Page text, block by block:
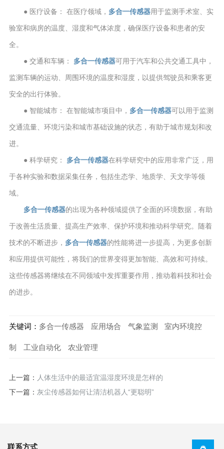
● 医疗设备： 在医疗领域， 多合一传感器用于监测手术室、实
验室和病房的温度、湿度和气体浓度，确保医疗设备和患者的安
全。
● 交通和车辆： 多合一传感器可用于汽车和公共交通工具中，
监测车辆的运动、周围环境的温度和湿度，以提供驾驶员和乘客更
安全的出行体验。
● 智能城市： 在智能城市项目中， 多合一传感器可以用于监测
交通流量、环境污染和城市基础设施的状态，有助于城市规划和改
进。
● 科学研究： 多合一传感器在科学研究中的应用非常广泛，用
于各种实验和数据采集任务，包括生态学、地质学、天文学等领
域。
多合一传感器的出现为各种领域提供了全面的环境数据，有助
于改善生活质量、提高生产效率、保护环境和推动科学研究。随着
技术的不断进步， 多合一传感器的性能将进一步提高，为更多创新
和应用提供可能性，将我们的世界变得更加智能、高效和可持续。
这些传感器将继续在不同领域中发挥重要作用，推动着科技和社会
的进步。
关键词： 多合一传感器 应用场合 气象监测 室内环境控
制 工业自动化 农业管理
上一篇： 人体生活中的最适宜温湿度环境是怎样的
下一篇： 灰尘传感器如何让清洁机器人“更聪明”
联系方式